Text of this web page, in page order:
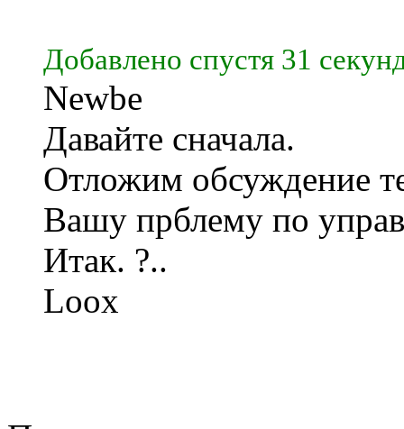
Добавлено спустя 31
Newbe
Давайте сначала.
Отложим обсуждение
Вашу прблему по
Итак. ?..
Loox